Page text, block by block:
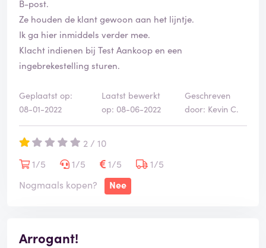
B-post.
Ze houden de klant gewoon aan het lijntje.
Ik ga hier inmiddels verder mee.
Klacht indienen bij Test Aankoop en een
ingebrekestelling sturen.
Geplaatst op:
08-01-2022
Laatst bewerkt
op: 08-06-2022
Geschreven
door: Kevin C.
2 / 10
1/5
1/5 1/5
1/5
Nogmaals kopen?
Nee
Arrogant!